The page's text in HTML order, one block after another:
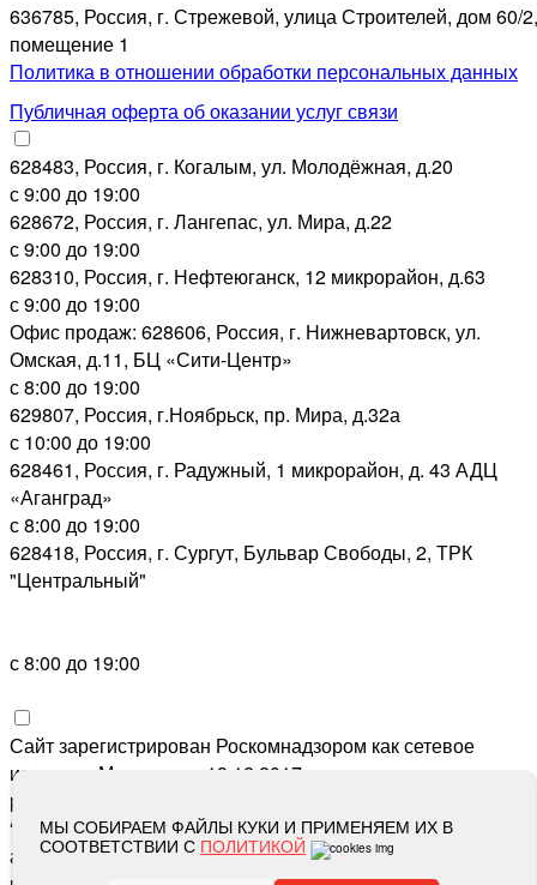
636785, Россия, г. Стрежевой, улица Строителей, дом 60/2,
помещение 1
Политика в отношении обработки персональных данных
Публичная оферта об оказании услуг связи
628483, Россия, г. Когалым, ул. Молодёжная, д.20
с 9:00 до 19:00
628672, Россия, г. Лангепас, ул. Мира, д.22
с 9:00 до 19:00
628310, Россия, г. Нефтеюганск, 12 микрорайон, д.63
с 9:00 до 19:00
Офис продаж: 628606, Россия, г. Нижневартовск, ул.
Омская, д.11, БЦ «Сити-Центр»
с 8:00 до 19:00
629807, Россия, г.Ноябрьск, пр. Мира, д.32а
с 10:00 до 19:00
628461, Россия, г. Радужный, 1 микрорайон, д. 43 АДЦ
«Аганград»
с 8:00 до 19:00
628418, Россия, г. Сургут, Бульвар Свободы, 2, ТРК
"Центральный"
с 8:00 до 19:00
Сайт зарегистрирован Роскомнадзором как сетевое
издание «Метросеть» 13.12.2017, свидетельство о
регистрации СМИ ЭЛ № ФС 77-71864, учредитель: ООО
“Метросеть“, главный редактор: Ермошин С.Н.,
адрес электронной почты редакции:editor@metro-set.ru
МЫ СОБИРАЕМ ФАЙЛЫ КУКИ И ПРИМЕНЯЕМ ИХ В
СООТВЕТСТВИИ С ПОЛИТИКОЙ